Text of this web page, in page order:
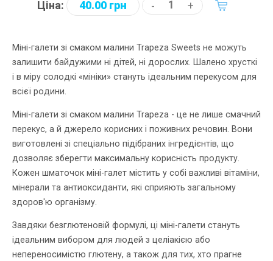
Ціна: 40.00 грн - +
Міні-галети зі смаком малини Trapeza Sweets не можуть
залишити байдужими ні дітей, ні дорослих. Шалено хрусткі
і в міру солодкі «мініки» стануть ідеальним перекусом для
всієї родини.
Міні-галети зі смаком малини Trapeza - це не лише смачний
перекус, а й джерело корисних і поживних речовин. Вони
виготовлені зі спеціально підібраних інгредієнтів, що
дозволяє зберегти максимальну корисність продукту.
Кожен шматочок міні-галет містить у собі важливі вітаміни,
мінерали та антиоксиданти, які сприяють загальному
здоров'ю організму.
Завдяки безглютеновій формулі, ці міні-галети стануть
ідеальним вибором для людей з целіакією або
непереносимістю глютену, а також для тих, хто прагне